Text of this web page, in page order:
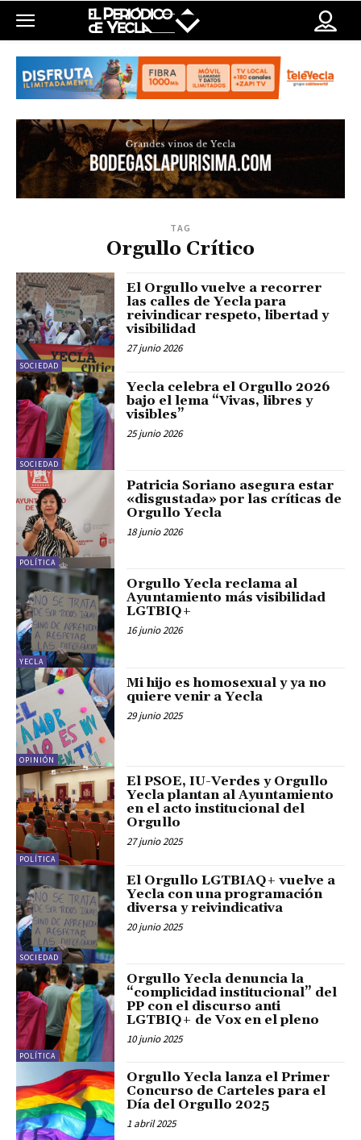
TAG
Orgullo Crítico
SOCIEDAD
El Orgullo vuelve a recorrer
las calles de Yecla para
reivindicar respeto, libertad y
visibilidad
27 junio 2026
SOCIEDAD
Yecla celebra el Orgullo 2026
bajo el lema “Vivas, libres y
visibles”
25 junio 2026
POLÍTICA
Patricia Soriano asegura estar
«disgustada» por las críticas de
Orgullo Yecla
18 junio 2026
YECLA
Orgullo Yecla reclama al
Ayuntamiento más visibilidad
LGTBIQ+
16 junio 2026
OPINIÓN
Mi hijo es homosexual y ya no
quiere venir a Yecla
29 junio 2025
POLÍTICA
El PSOE, IU-Verdes y Orgullo
Yecla plantan al Ayuntamiento
en el acto institucional del
Orgullo
27 junio 2025
SOCIEDAD
El Orgullo LGTBIAQ+ vuelve a
Yecla con una programación
diversa y reivindicativa
20 junio 2025
POLÍTICA
Orgullo Yecla denuncia la
“complicidad institucional” del
PP con el discurso anti
LGTBIQ+ de Vox en el pleno
10 junio 2025
Orgullo Yecla lanza el Primer
Concurso de Carteles para el
Día del Orgullo 2025
1 abril 2025